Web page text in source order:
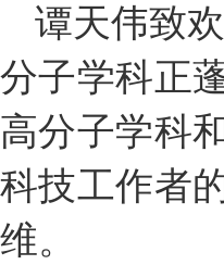
谭天伟致
分子学科正
高分子学科
科技工作者
维。